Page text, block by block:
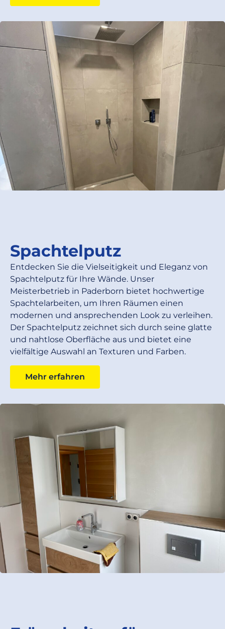
Spachtelputz
Entdecken Sie die Vielseitigkeit und Eleganz von
Spachtelputz für Ihre Wände. Unser
Meisterbetrieb in Paderborn bietet hochwertige
Spachtelarbeiten, um Ihren Räumen einen
modernen und ansprechenden Look zu verleihen.
Der Spachtelputz zeichnet sich durch seine glatte
und nahtlose Oberfläche aus und bietet eine
vielfältige Auswahl an Texturen und Farben.
Mehr erfahren